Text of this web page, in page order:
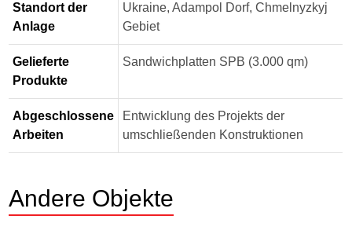
Standort der
Anlage
Ukraine, Adampol Dorf, Chmelnyzkyj
Gebiet
Gelieferte
Produkte
Sandwichplatten SPB (3.000 qm)
Abgeschlossene
Arbeiten
Entwicklung des Projekts der
umschließenden Konstruktionen
Andere Objekte